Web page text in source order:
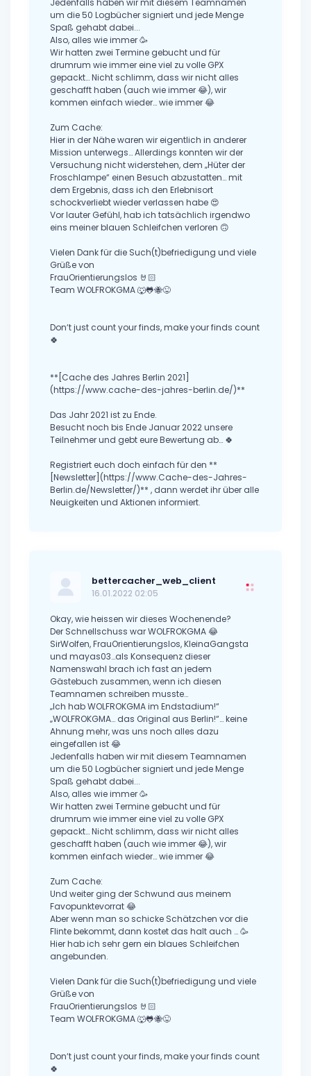
Jedenfalls haben wir mit diesem Teamnamen
um die 50 Logbücher signiert und jede Menge
Spaß gehabt dabei...
Also, alles wie immer 🥳
Wir hatten zwei Termine gebucht und für
drumrum wie immer eine viel zu volle GPX
gepackt… Nicht schlimm, dass wir nicht alles
geschafft haben (auch wie immer 😂), wir
kommen einfach wieder… wie immer 😂
Zum Cache:
Hier in der Nähe waren wir eigentlich in anderer
Mission unterwegs… Allerdings konnten wir der
Versuchung nicht widerstehen, dem „Hüter der
Froschlampe“ einen Besuch abzustatten… mit
dem Ergebnis, dass ich den Erlebnisort
schockverliebt wieder verlassen habe 😍
Vor lauter Gefühl, hab ich tatsächlich irgendwo
eins meiner blauen Schleifchen verloren 🙃
Vielen Dank für die Such(t)befriedigung und viele
Grüße von
FrauOrientierungslos 🤘🏻
Team WOLFROKGMA 🐺🐸🐝😜
Don‘t just count your finds, make your finds count
🍀
**[Cache des Jahres Berlin 2021]
(https://www.cache-des-jahres-berlin.de/)**
Das Jahr 2021 ist zu Ende.
Besucht noch bis Ende Januar 2022 unsere
Teilnehmer und gebt eure Bewertung ab… 🍀
Registriert euch doch einfach für den **
[Newsletter](https://www.Cache-des-Jahres-
Berlin.de/Newsletter/)** , dann werdet ihr über alle
Neuigkeiten und Aktionen informiert.
bettercacher_web_client
16.01.2022 02:05
Okay, wie heissen wir dieses Wochenende?
Der Schnellschuss war WOLFROKGMA 😂
SirWolfen, FrauOrientierungslos, KleinaGangsta
und mayas03…als Konsequenz dieser
Namenswahl brach ich fast an jedem
Gästebuch zusammen, wenn ich diesen
Teamnamen schreiben musste…
„Ich hab WOLFROKGMA im Endstadium!“
„WOLFROKGMA… das Original aus Berlin!“… keine
Ahnung mehr, was uns noch alles dazu
eingefallen ist 😂
Jedenfalls haben wir mit diesem Teamnamen
um die 50 Logbücher signiert und jede Menge
Spaß gehabt dabei...
Also, alles wie immer 🥳
Wir hatten zwei Termine gebucht und für
drumrum wie immer eine viel zu volle GPX
gepackt… Nicht schlimm, dass wir nicht alles
geschafft haben (auch wie immer 😂), wir
kommen einfach wieder… wie immer 😂
Zum Cache:
Und weiter ging der Schwund aus meinem
Favopunktevorrat 😂
Aber wenn man so schicke Schätzchen vor die
Flinte bekommt, dann kostet das halt auch … 🥳
Hier hab ich sehr gern ein blaues Schleifchen
angebunden.
Vielen Dank für die Such(t)befriedigung und viele
Grüße von
FrauOrientierungslos 🤘🏻
Team WOLFROKGMA 🐺🐸🐝😜
Don‘t just count your finds, make your finds count
🍀